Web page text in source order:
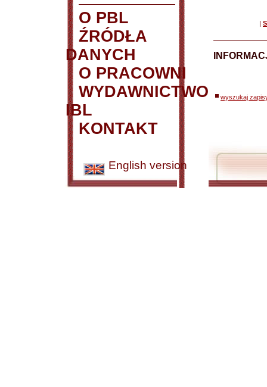
O PBL
ŹRÓDŁA
DANYCH
O PRACOWNI
WYDAWNICTWO
IBL
KONTAKT
English version
|
wyszukaj